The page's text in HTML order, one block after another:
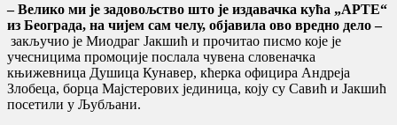
– Велико ми је задовољство што је издавачка кућа „АРТЕ“
из Београда, на чијем сам челу, објавила ово вредно дело –
закључио је Миодраг Јакшић и прочитао писмо које је
учесницима промоције послала чувена словеначка
књижевница Душица Кунавер, кћерка официра Андреја
Злобеца, борца Мајстерових јединица, коју су Савић и Јакшић
посетили у Љубљани.